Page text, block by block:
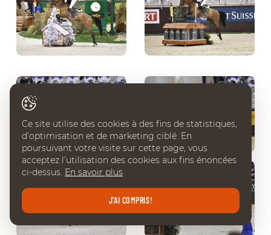
Ce site utilise des cookies à des fins de statistiques,
d’optimisation et de marketing ciblé. En
poursuivant votre visite sur cette page, vous
acceptez l’utilisation des cookies aux fins énoncées
ci-dessus. En savoir plus
J'AI COMPRIS!